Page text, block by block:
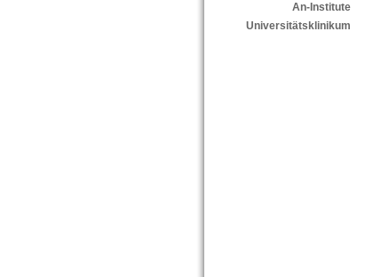
An-Institute
Universitätsklinikum